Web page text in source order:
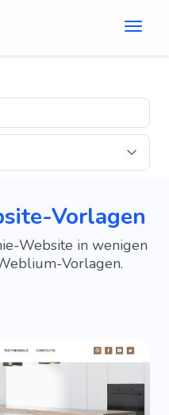
Vorlagen
Website in wenigen
Vorlagen.